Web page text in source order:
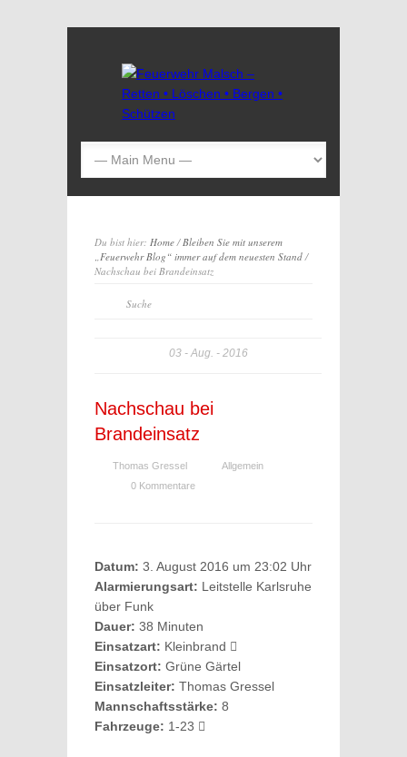
Du bist hier: Home/Bleiben Sie mit unserem
„Feuerwehr Blog“ immer auf dem neuesten Stand/
Nachschau bei Brandeinsatz
03 Aug. 2016
Nachschau bei
Brandeinsatz
Thomas Gressel
Allgemein
0 Kommentare
Datum: 3. August 2016 um 23:02 Uhr
Alarmierungsart: Leitstelle Karlsruhe
über Funk
Dauer: 38 Minuten
Einsatzart: Kleinbrand
Einsatzort: Grüne Gärtel
Einsatzleiter: Thomas Gressel
Mannschaftsstärke: 8
Fahrzeuge: 1-23